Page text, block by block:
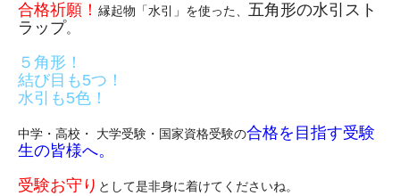
合格祈願！ 縁起物「水引」を使った、 五角形の水引スト
ラップ。
５角形！
結び目も5つ！
水引も5色！
中学・高校・ 大学受験・国家資格受験の合格を目指す受験
生の皆様へ。
受験お守り として是非身に着けてくださいね。